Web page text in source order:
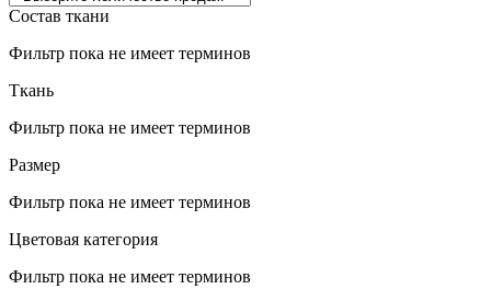
Состав ткани
Фильтр пока не имеет терминов
Ткань
Фильтр пока не имеет терминов
Размер
Фильтр пока не имеет терминов
Цветовая категория
Фильтр пока не имеет терминов